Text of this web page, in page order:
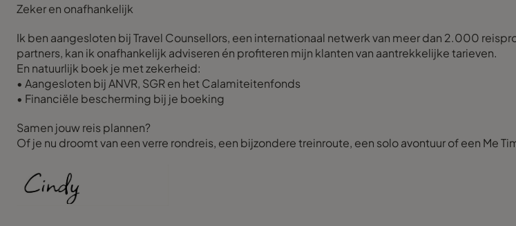
Zeker en onafhankelijk
Ik ben aangesloten bij Travel Counsellors, een internationaal netwerk van meer dan 2.000
partners, kan ik onafhankelijk adviseren én profiteren mijn klanten van aantrekkelijke tarieven.
En natuurlijk boek je met zekerheid:
• Aangesloten bij ANVR, SGR en het Calamiteitenfonds
• Financiële bescherming bij je boeking
Samen jouw reis plannen?
Of je nu droomt van een verre rondreis, een bijzondere treinroute, een solo avontuur of een Me